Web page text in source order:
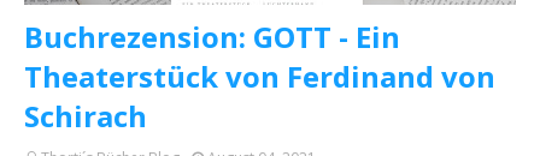
Buchrezension: GOTT - Ein
Theaterstück von Ferdinand von
Schirach